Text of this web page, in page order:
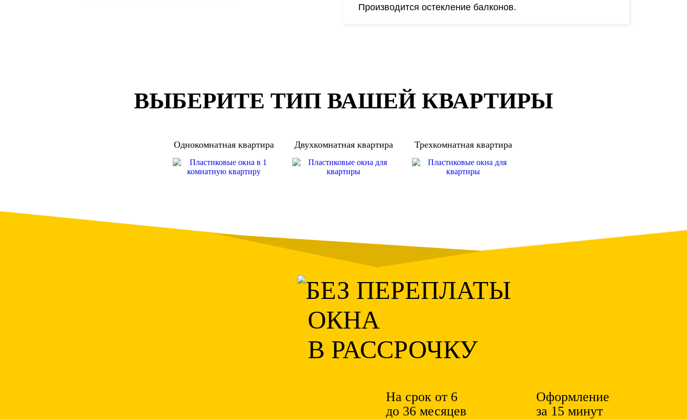
Производится остекление балконов.
ВЫБЕРИТЕ ТИП ВАШЕЙ КВАРТИРЫ
Однокомнатная квартира Двухкомнатная квартира Трехкомнатная квартира
ОКНА
В РАССРОЧКУ
На срок от 6
до 36 месяцев
Оформление
за 15 минут